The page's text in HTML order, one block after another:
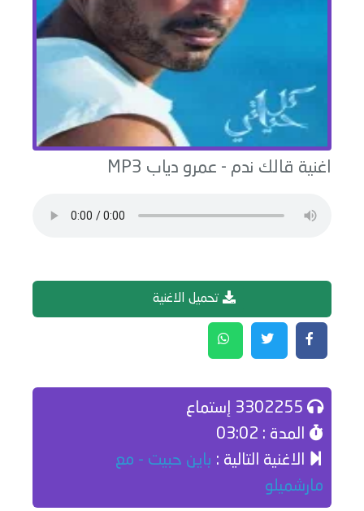
اغنية قالك ندم - عمرو دياب
تحميل الاغنية
المدة : 03:02
الاغنية التالية : باين حبيت - مع
مارشميلو